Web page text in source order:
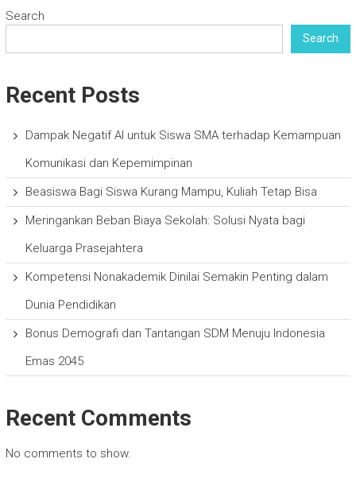
Search
Search
Recent Posts
Dampak Negatif AI untuk Siswa SMA terhadap Kemampuan
Komunikasi dan Kepemimpinan
Beasiswa Bagi Siswa Kurang Mampu, Kuliah Tetap Bisa
Meringankan Beban Biaya Sekolah: Solusi Nyata bagi
Keluarga Prasejahtera
Kompetensi Nonakademik Dinilai Semakin Penting dalam
Dunia Pendidikan
Bonus Demografi dan Tantangan SDM Menuju Indonesia
Emas 2045
Recent Comments
No comments to show.